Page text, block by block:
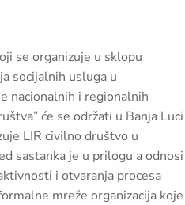
se organizuje u sklopu
socijalnih usluga u
nacionalnih i regionalnih
će se održati u Banja Luci
LIR civilno društvo u
sastanka je u prilogu a odnosi
i otvaranja procesa
mreže organizacija koje